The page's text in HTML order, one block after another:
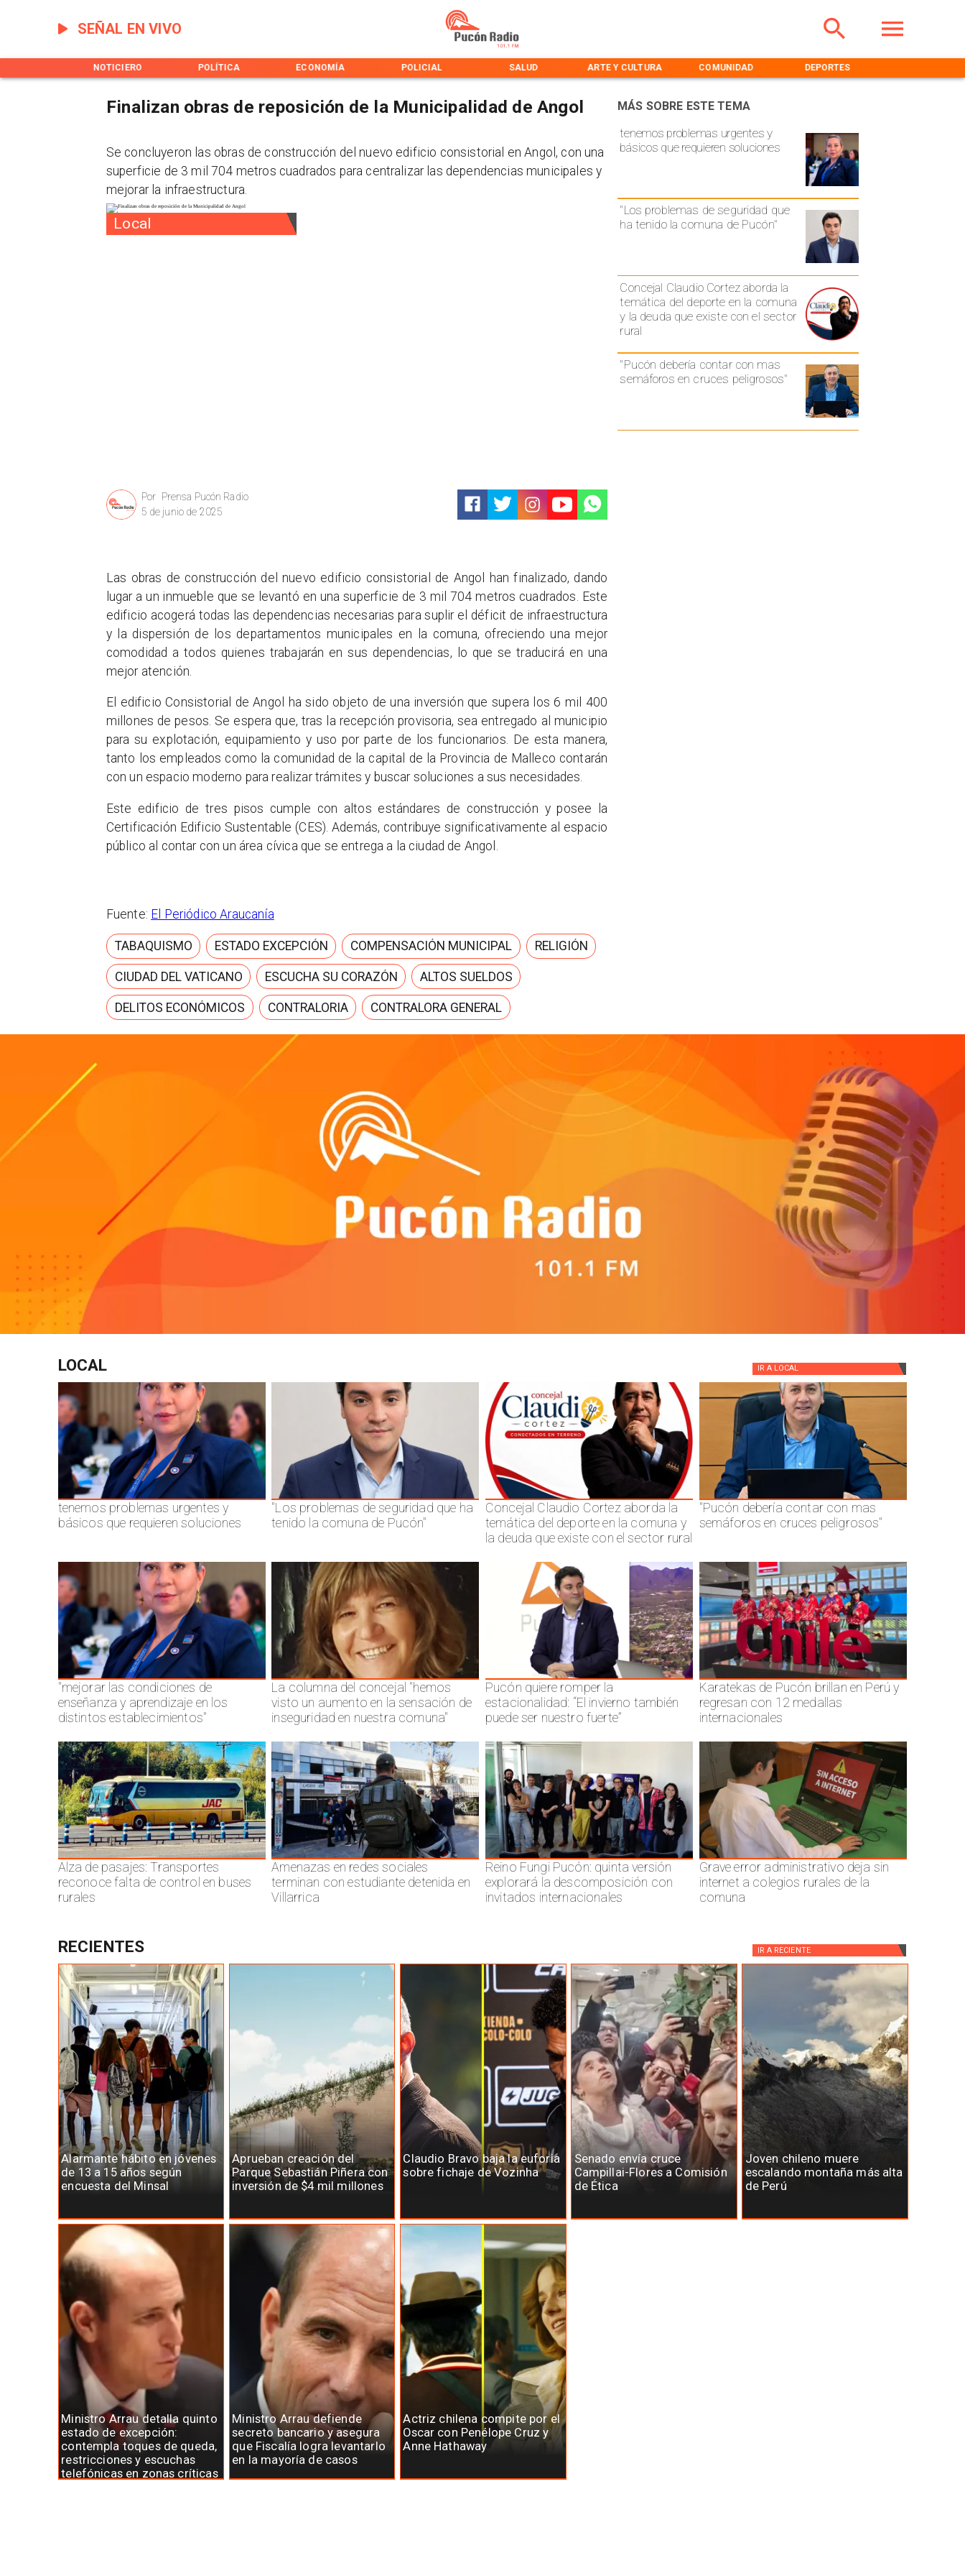
SEÑAL EN VIVO
NOTICIERO POLÍTICA ECONOMÍA POLICIAL SALUD ARTE Y CULTURA COMUNIDAD DEPORTES
Local
Prensa Pucón Radio
Por
5 de junio de 2025
tenemos problemas urgentes y
básicos que requieren soluciones
"Los problemas de seguridad que
ha tenido la comuna de Pucón"
Concejal Claudio Cortez aborda la
temática del deporte en la comuna
y la deuda que existe con el sector
rural
"Pucón debería contar con mas
semáforos en cruces peligrosos"
MÁS SOBRE ESTE TEMA
Finalizan obras de reposición de la Municipalidad de Angol
Se concluyeron las obras de construcción del nuevo edificio consistorial en Angol, con una
superficie de 3 mil 704 metros cuadrados para centralizar las dependencias municipales y
mejorar la infraestructura.
Las obras de construcción del nuevo edificio consistorial de Angol han finalizado, dando
lugar a un inmueble que se levantó en una superficie de 3 mil 704 metros cuadrados. Este
edificio acogerá todas las dependencias necesarias para suplir el déficit de infraestructura
y la dispersión de los departamentos municipales en la comuna, ofreciendo una mejor
comodidad a todos quienes trabajarán en sus dependencias, lo que se traducirá en una
mejor atención.
El edificio Consistorial de Angol ha sido objeto de una inversión que supera los 6 mil 400
millones de pesos. Se espera que, tras la recepción provisoria, sea entregado al municipio
para su explotación, equipamiento y uso por parte de los funcionarios. De esta manera,
tanto los empleados como la comunidad de la capital de la Provincia de Malleco contarán
con un espacio moderno para realizar trámites y buscar soluciones a sus necesidades.
Este edificio de tres pisos cumple con altos estándares de construcción y posee la
Certificación Edificio Sustentable (CES). Además, contribuye significativamente al espacio
público al contar con un área cívica que se entrega a la ciudad de Angol.
Fuente: El Periódico Araucanía
TABAQUISMO ESTADO EXCEPCIÓN COMPENSACIÓN MUNICIPAL RELIGIÓN
CIUDAD DEL VATICANO ESCUCHA SU CORAZÓN ALTOS SUELDOS
DELITOS ECONÓMICOS CONTRALORIA CONTRALORA GENERAL
LOCAL IR A LOCAL
tenemos problemas urgentes y
básicos que requieren soluciones
"Los problemas de seguridad que ha
tenido la comuna de Pucón"
Concejal Claudio Cortez aborda la
temática del deporte en la comuna y
la deuda que existe con el sector rural
"Pucón debería contar con mas
semáforos en cruces peligrosos"
"mejorar las condiciones de
enseñanza y aprendizaje en los
distintos establecimientos"
La columna del concejal "hemos
visto un aumento en la sensación de
inseguridad en nuestra comuna"
Pucón quiere romper la
estacionalidad: “El invierno también
puede ser nuestro fuerte”
Karatekas de Pucón brillan en Perú y
regresan con 12 medallas
internacionales
Alza de pasajes: Transportes
reconoce falta de control en buses
rurales
Amenazas en redes sociales
terminan con estudiante detenida en
Villarrica
Reino Fungi Pucón: quinta versión
explorará la descomposición con
invitados internacionales
Grave error administrativo deja sin
internet a colegios rurales de la
comuna
Alarmante hábito en jóvenes
de 13 a 15 años según
encuesta del Minsal
Aprueban creación del
Parque Sebastián Piñera con
inversión de $4 mil millones
Claudio Bravo baja la euforia
sobre fichaje de Vozinha
Senado envía cruce
Campillai-Flores a Comisión
de Ética
Joven chileno muere
escalando montaña más alta
de Perú
Ministro Arrau detalla quinto
estado de excepción:
contempla toques de queda,
restricciones y escuchas
telefónicas en zonas críticas
Ministro Arrau defiende
secreto bancario y asegura
que Fiscalía logra levantarlo
en la mayoría de casos
Actriz chilena compite por el
Oscar con Penélope Cruz y
Anne Hathaway
RECIENTES IR A RECIENTE